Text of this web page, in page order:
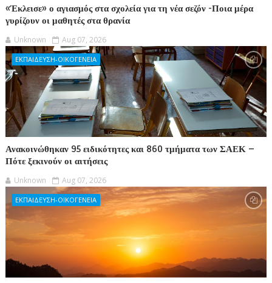
«Έκλεισε» ο αγιασμός στα σχολεία για τη νέα σεζόν -Ποια μέρα
γυρίζουν οι μαθητές στα θρανία
Unknown Aug 07, 2026
ΕΚΠΑΙΔΕΥΣΗ-ΟΙΚΟΓΕΝΕΙΑ
Ανακοινώθηκαν 95 ειδικότητες και 860 τμήματα των ΣΑΕΚ –
Πότε ξεκινούν οι αιτήσεις
Unknown Aug 07, 2026
ΕΚΠΑΙΔΕΥΣΗ-ΟΙΚΟΓΕΝΕΙΑ